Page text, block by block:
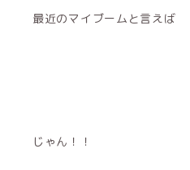
最近のマイブームと言えば
じゃん！！